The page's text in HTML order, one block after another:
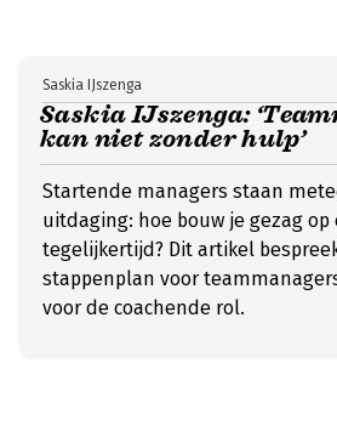
Saskia IJszenga:
kan niet zonder hulp’
Saskia IJszenga
Startende managers staan
uitdaging: hoe bouw je gezag op
tegelijkertijd? Dit artikel
stappenplan voor
voor de coachende rol.